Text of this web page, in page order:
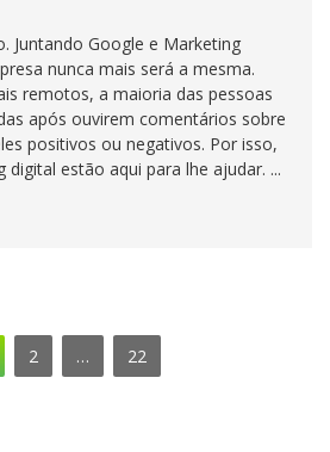
Juntando Google e Marketing
nunca mais será a mesma.
remotos, a maioria das pessoas
após ouvirem comentários sobre
positivos ou negativos. Por isso,
estão aqui para lhe ajudar. ...
2 … 22